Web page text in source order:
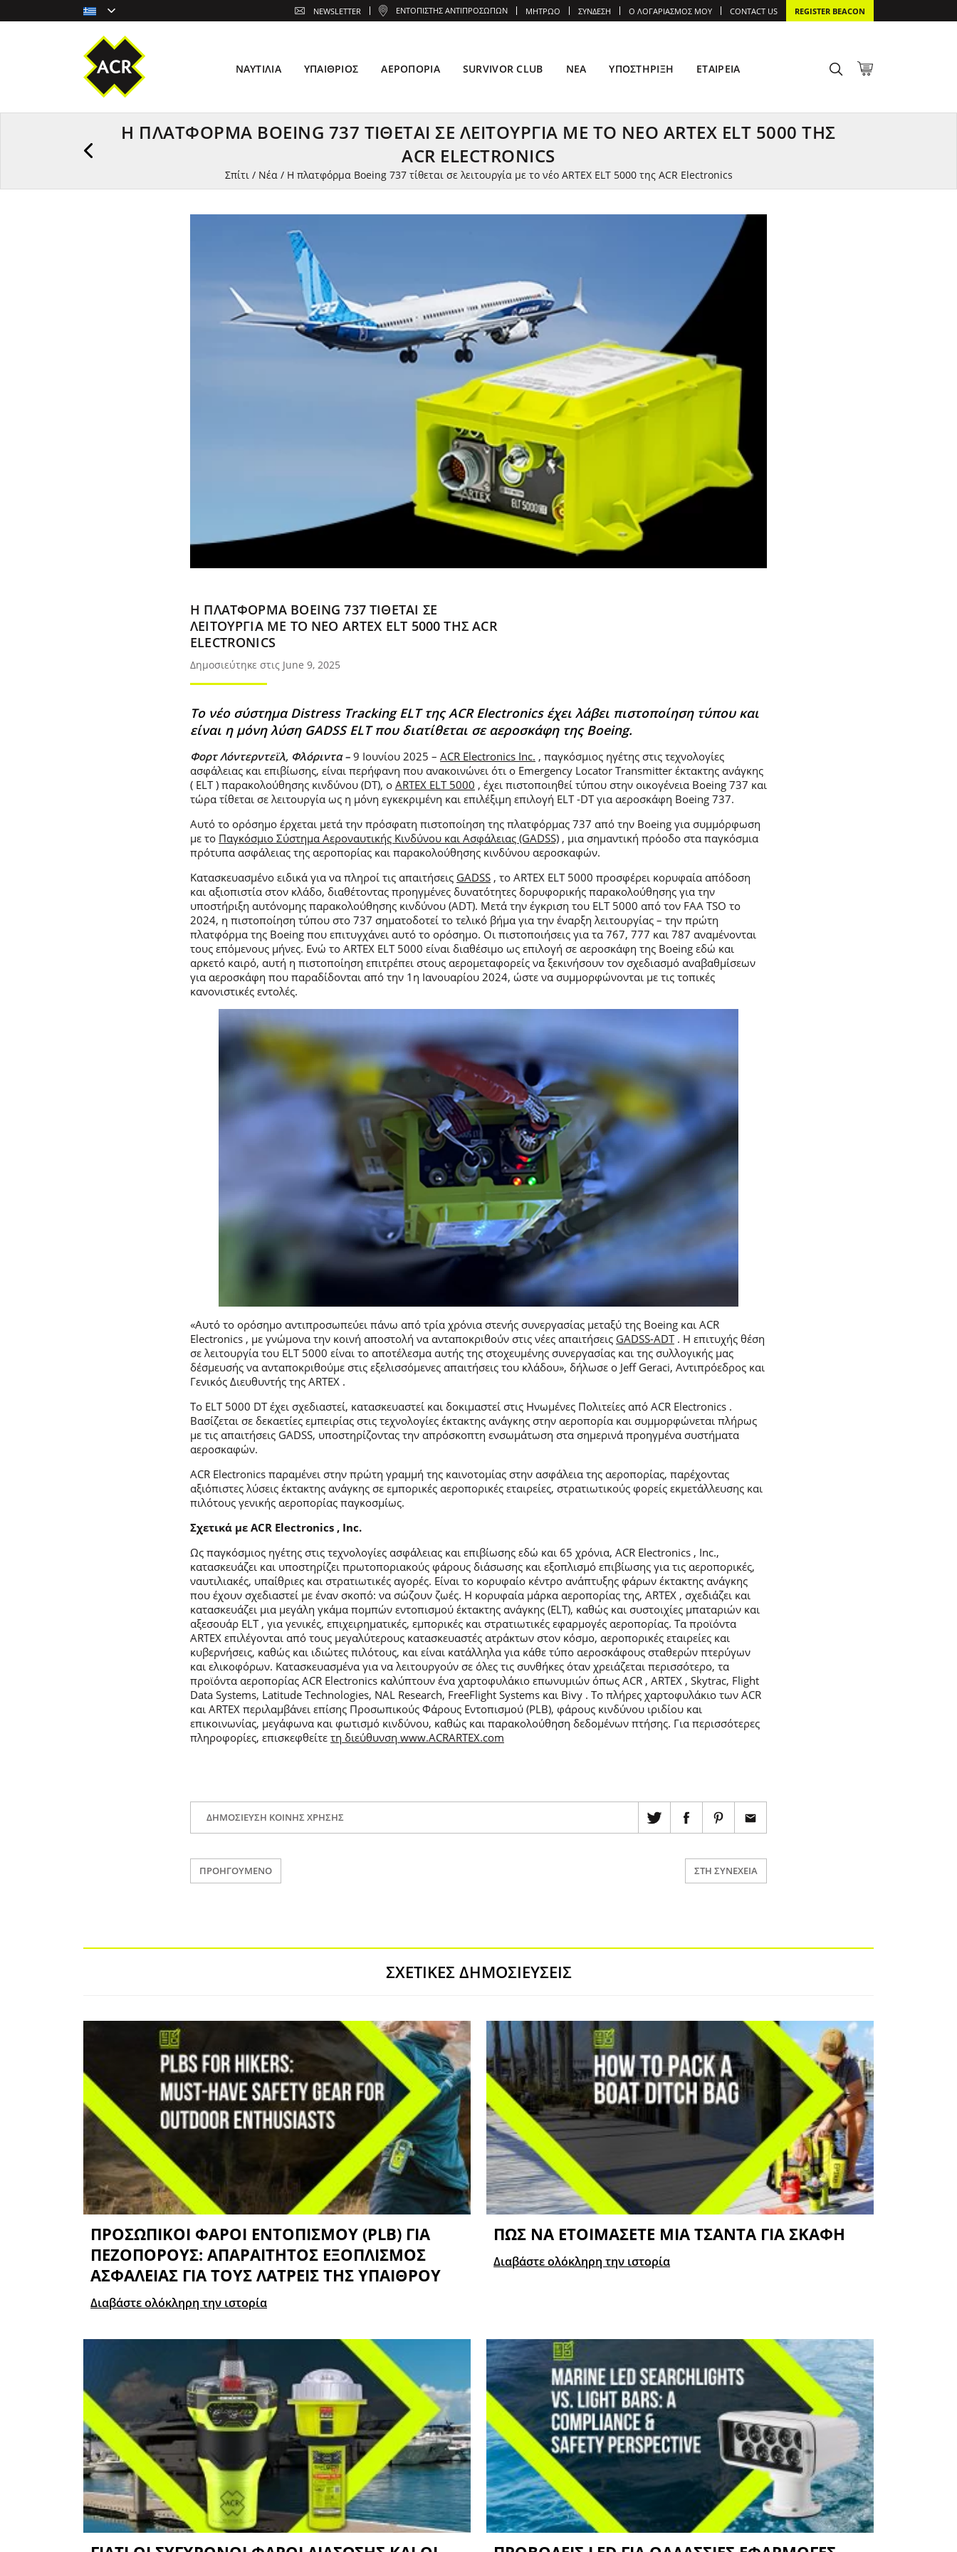
Η ΠΛΑΤΦΌΡΜΑ BOEING 737 ΤΊΘΕΤΑΙ ΣΕ ΛΕΙΤΟΥΡΓΊΑ ΜΕ ΤΟ ΝΈΟ ARTEX ELT 5000 ΤΗΣ
ACR ELECTRONICS
Σπίτι / Νέα / Η πλατφόρμα Boeing 737 τίθεται σε λειτουργία με το νέο ARTEX ELT 5000 της ACR Electronics
Η ΠΛΑΤΦΌΡΜΑ BOEING 737 ΤΊΘΕΤΑΙ ΣΕ
ΛΕΙΤΟΥΡΓΊΑ ΜΕ ΤΟ ΝΈΟ ARTEX ELT 5000 ΤΗΣ ACR
ELECTRONICS
Δημοσιεύτηκε στις June 9, 2025
Το νέο σύστημα Distress Tracking ELT της ACR Electronics έχει λάβει πιστοποίηση τύπου και
είναι η μόνη λύση GADSS ELT που διατίθεται σε αεροσκάφη της Boeing.
Φορτ Λόντερντεϊλ, Φλόριντα – 9 Ιουνίου 2025 – ACR Electronics Inc. , παγκόσμιος ηγέτης στις τεχνολογίες
ασφάλειας και επιβίωσης, είναι περήφανη που ανακοινώνει ότι ο Emergency Locator Transmitter έκτακτης ανάγκης
( ELT ) παρακολούθησης κινδύνου (DT), ο ARTEX ELT 5000 , έχει πιστοποιηθεί τύπου στην οικογένεια Boeing 737 και
τώρα τίθεται σε λειτουργία ως η μόνη εγκεκριμένη και επιλέξιμη επιλογή ELT -DT για αεροσκάφη Boeing 737.
Αυτό το ορόσημο έρχεται μετά την πρόσφατη πιστοποίηση της πλατφόρμας 737 από την Boeing για συμμόρφωση
με το Παγκόσμιο Σύστημα Αεροναυτικής Κινδύνου και Ασφάλειας (GADSS) , μια σημαντική πρόοδο στα παγκόσμια
πρότυπα ασφάλειας της αεροπορίας και παρακολούθησης κινδύνου αεροσκαφών.
Κατασκευασμένο ειδικά για να πληροί τις απαιτήσεις GADSS , το ARTEX ELT 5000 προσφέρει κορυφαία απόδοση
και αξιοπιστία στον κλάδο, διαθέτοντας προηγμένες δυνατότητες δορυφορικής παρακολούθησης για την
υποστήριξη αυτόνομης παρακολούθησης κινδύνου (ADT). Μετά την έγκριση του ELT 5000 από τον FAA TSO το
2024, η πιστοποίηση τύπου στο 737 σηματοδοτεί το τελικό βήμα για την έναρξη λειτουργίας – την πρώτη
πλατφόρμα της Boeing που επιτυγχάνει αυτό το ορόσημο. Οι πιστοποιήσεις για τα 767, 777 και 787 αναμένονται
τους επόμενους μήνες. Ενώ το ARTEX ELT 5000 είναι διαθέσιμο ως επιλογή σε αεροσκάφη της Boeing εδώ και
αρκετό καιρό, αυτή η πιστοποίηση επιτρέπει στους αερομεταφορείς να ξεκινήσουν τον σχεδιασμό αναβαθμίσεων
για αεροσκάφη που παραδίδονται από την 1η Ιανουαρίου 2024, ώστε να συμμορφώνονται με τις τοπικές
κανονιστικές εντολές.
«Αυτό το ορόσημο αντιπροσωπεύει πάνω από τρία χρόνια στενής συνεργασίας μεταξύ της Boeing και ACR
Electronics , με γνώμονα την κοινή αποστολή να ανταποκριθούν στις νέες απαιτήσεις GADSS-ADT. Η επιτυχής θέση
σε λειτουργία του ELT 5000 είναι το αποτέλεσμα αυτής της στοχευμένης συνεργασίας και της συλλογικής μας
δέσμευσής να ανταποκριθούμε στις εξελισσόμενες απαιτήσεις του κλάδου», δήλωσε ο Jeff Geraci, Αντιπρόεδρος και
Γενικός Διευθυντής της ARTEX .
Το ELT 5000 DT έχει σχεδιαστεί, κατασκευαστεί και δοκιμαστεί στις Ηνωμένες Πολιτείες από ACR Electronics .
Βασίζεται σε δεκαετίες εμπειρίας στις τεχνολογίες έκτακτης ανάγκης στην αεροπορία και συμμορφώνεται πλήρως
με τις απαιτήσεις GADSS, υποστηρίζοντας την απρόσκοπτη ενσωμάτωση στα σημερινά προηγμένα συστήματα
αεροσκαφών.
ACR Electronics παραμένει στην πρώτη γραμμή της καινοτομίας στην ασφάλεια της αεροπορίας, παρέχοντας
αξιόπιστες λύσεις έκτακτης ανάγκης σε εμπορικές αεροπορικές εταιρείες, στρατιωτικούς φορείς εκμετάλλευσης και
πιλότους γενικής αεροπορίας παγκοσμίως.
Σχετικά με ACR Electronics , Inc.
Ως παγκόσμιος ηγέτης στις τεχνολογίες ασφάλειας και επιβίωσης εδώ και 65 χρόνια, ACR Electronics , Inc.,
κατασκευάζει και υποστηρίζει πρωτοποριακούς φάρους διάσωσης και εξοπλισμό επιβίωσης για τις αεροπορικές,
ναυτιλιακές, υπαίθριες και στρατιωτικές αγορές. Είναι το κορυφαίο κέντρο ανάπτυξης φάρων έκτακτης ανάγκης
που έχουν σχεδιαστεί με έναν σκοπό: να σώζουν ζωές. Η κορυφαία μάρκα αεροπορίας της, ARTEX , σχεδιάζει και
κατασκευάζει μια μεγάλη γκάμα πομπών εντοπισμού έκτακτης ανάγκης (ELT), καθώς και συστοιχίες μπαταριών και
αξεσουάρ ELT , για γενικές, επιχειρηματικές, εμπορικές και στρατιωτικές εφαρμογές αεροπορίας. Τα προϊόντα
ARTEX επιλέγονται από τους μεγαλύτερους κατασκευαστές ατράκτων στον κόσμο, αεροπορικές εταιρείες και
κυβερνήσεις, καθώς και ιδιώτες πιλότους, και είναι κατάλληλα για κάθε τύπο αεροσκάφους σταθερών πτερύγων
και ελικοφόρων. Κατασκευασμένα για να λειτουργούν σε όλες τις συνθήκες όταν χρειάζεται περισσότερο, τα
προϊόντα αεροπορίας ACR Electronics καλύπτουν ένα χαρτοφυλάκιο επωνυμιών όπως ACR , ARTEX , Skytrac, Flight
Data Systems, Latitude Technologies, NAL Research, FreeFlight Systems και Bivy . Το πλήρες χαρτοφυλάκιο των ACR
και ARTEX περιλαμβάνει επίσης Προσωπικούς Φάρους Εντοπισμού (PLB), φάρους κινδύνου ιριδίου και
επικοινωνίας, μεγάφωνα και φωτισμό κινδύνου, καθώς και παρακολούθηση δεδομένων πτήσης. Για περισσότερες
πληροφορίες, επισκεφθείτε τη διεύθυνση www.ACRARTEX.com
ΔΗΜΟΣΊΕΥΣΗ ΚΟΙΝΉΣ ΧΡΉΣΗΣ
ΠΡΟΗΓΟΎΜΕΝΟ ΣΤΗ ΣΥΝΈΧΕΙΑ
ΣΧΕΤΙΚΈΣ ΔΗΜΟΣΙΕΎΣΕΙΣ
ΠΡΟΣΩΠΙΚΟΊ ΦΆΡΟΙ ΕΝΤΟΠΙΣΜΟΎ (PLB) ΓΙΑ
ΠΕΖΟΠΌΡΟΥΣ: ΑΠΑΡΑΊΤΗΤΟΣ ΕΞΟΠΛΙΣΜΌΣ
ΑΣΦΑΛΕΊΑΣ ΓΙΑ ΤΟΥΣ ΛΆΤΡΕΙΣ ΤΗΣ ΥΠΑΊΘΡΟΥ
Διαβάστε ολόκληρη την ιστορία
ΠΏΣ ΝΑ ΕΤΟΙΜΆΣΕΤΕ ΜΙΑ ΤΣΆΝΤΑ ΓΙΑ ΣΚΆΦΗ
Διαβάστε ολόκληρη την ιστορία
ΝΑΥΤΙΛΊΑ ΥΠΑΊΘΡΙΟΣ ΑΕΡΟΠΟΡΊΑ SURVIVOR CLUB ΝΈΑ ΥΠΟΣΤΉΡΙΞΗ ΕΤΑΙΡΕΊΑ
NEWSLETTER ΕΝΤΟΠΙΣΤΉΣ ΑΝΤΙΠΡΟΣΏΠΩΝ ΜΗΤΡΏΟ ΣΎΝΔΕΣΗ Ο ΛΟΓΑΡΙΑΣΜΌΣ ΜΟΥ CONTACT US REGISTER BEACON